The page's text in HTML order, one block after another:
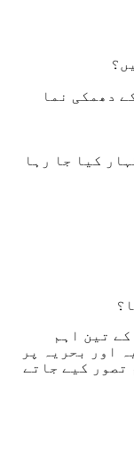
دھمکی نما
کیا جا رہا
تین اہم
اور بحریہ پر
تصور کیے جاتے